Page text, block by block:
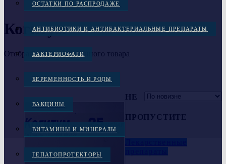
ОСТАТКИ ПО РАСПРОДАЖЕ
АНТИБИОТИКИ И АНТИБАКТЕРИАЛЬНЫЕ ПРЕПАРАТЫ
БАКТЕРИОФАГИ
БЕРЕМЕННОСТЬ И РОДЫ
ВАКЦИНЫ
ВИТАМИНЫ И МИНЕРАЛЫ
ГЕПАТОПРОТЕКТОРЫ
Когитум
Отображение единственного товара
НЕ
ПРОПУСТИТЕ